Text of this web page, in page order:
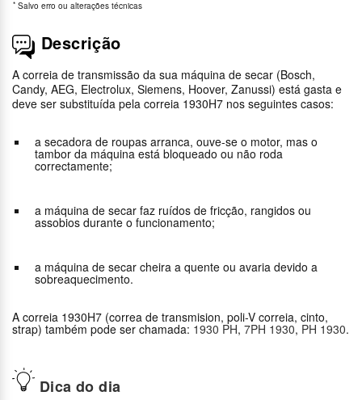
Dica do dia
* Salvo erro ou alterações técnicas
Descrição
A correia de transmissão da sua máquina de secar (Bosch,
Candy, AEG, Electrolux, Siemens, Hoover, Zanussi) está gasta e
deve ser substituída pela correia 1930H7 nos seguintes casos:
a secadora de roupas arranca, ouve-se o motor, mas o
tambor da máquina está bloqueado ou não roda
correctamente;
a máquina de secar faz ruídos de fricção, rangidos ou
assobios durante o funcionamento;
a máquina de secar cheira a quente ou avaria devido a
sobreaquecimento.
A correia 1930H7 (correa de transmision, poli-V correia, cinto,
strap) também pode ser chamada: 1930 PH, 7PH 1930, PH 1930.